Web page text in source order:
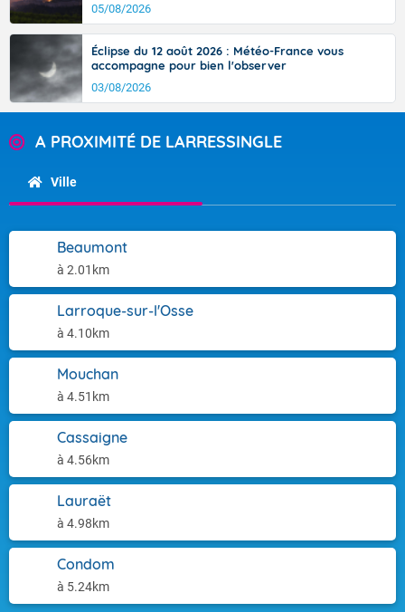
05/08/2026
Éclipse du 12 août 2026 : Météo-France vous
accompagne pour bien l'observer
03/08/2026
A PROXIMITÉ DE LARRESSINGLE
Ville
Beaumont
à 2.01km
Larroque-sur-l'Osse
à 4.10km
Mouchan
à 4.51km
Cassaigne
à 4.56km
Lauraët
à 4.98km
Condom
à 5.24km